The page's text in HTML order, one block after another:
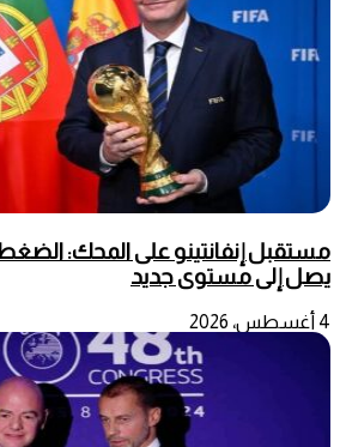
مستقبل إنفانتينو على المحك:
يصل إلى مستوى جديد
4 أغسطس، 2026